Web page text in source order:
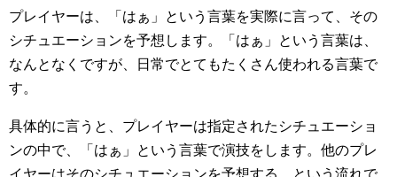
プレイヤーは、「はぁ」という言葉を実際に言って、その
シチュエーションを予想します。「はぁ」という言葉は、
なんとなくですが、日常でとてもたくさん使われる言葉で
す。
具体的に言うと、プレイヤーは指定されたシチュエーショ
ンの中で、「はぁ」という言葉で演技をします。他のプレ
イヤーはそのシチュエーションを予想する、という流れで